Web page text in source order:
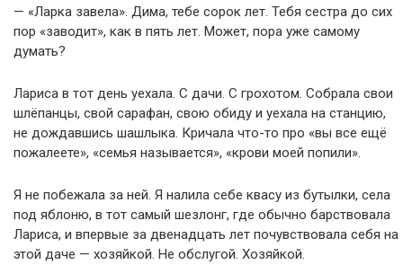
— «Ларка завела». Дима, тебе сорок лет. Тебя сестра до сих
пор «заводит», как в пять лет. Может, пора уже самому
думать?
Лариса в тот день уехала. С дачи. С грохотом. Собрала свои
шлёпанцы, свой сарафан, свою обиду и уехала на станцию,
не дождавшись шашлыка. Кричала что-то про «вы все ещё
пожалеете», «семья называется», «крови моей попили».
Я не побежала за ней. Я налила себе квасу из бутылки, села
под яблоню, в тот самый шезлонг, где обычно барствовала
Лариса, и впервые за двенадцать лет почувствовала себя на
этой даче — хозяйкой. Не обслугой. Хозяйкой.